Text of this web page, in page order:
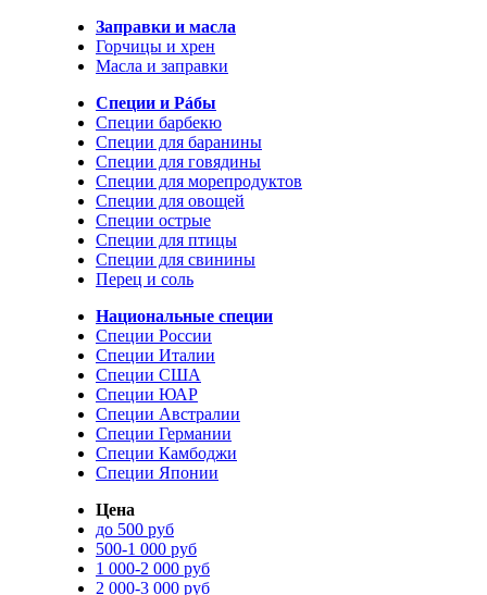
Заправки и масла
Горчицы и хрен
Масла и заправки
Специи и Рáбы
Специи барбекю
Специи для баранины
Специи для говядины
Специи для морепродуктов
Специи для овощей
Специи острые
Специи для птицы
Специи для свинины
Перец и соль
Национальные специи
Специи России
Специи Италии
Специи США
Специи ЮАР
Специи Австралии
Специи Германии
Специи Камбоджи
Специи Японии
Цена
до 500 руб
500-1 000 руб
1 000-2 000 руб
2 000-3 000 руб